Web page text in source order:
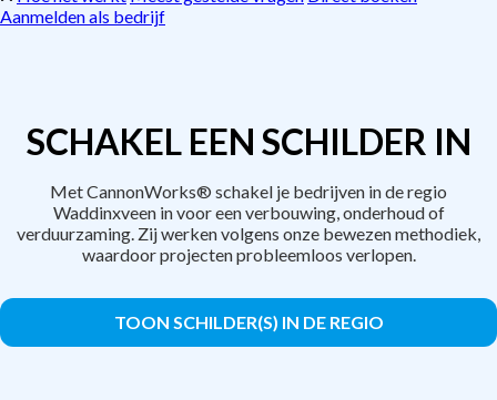
Aanmelden als bedrijf
SCHAKEL EEN SCHILDER IN
Met CannonWorks® schakel je bedrijven in de regio
Waddinxveen in voor een verbouwing, onderhoud of
verduurzaming. Zij werken volgens onze bewezen methodiek,
waardoor projecten probleemloos verlopen.
TOON SCHILDER(S) IN DE REGIO